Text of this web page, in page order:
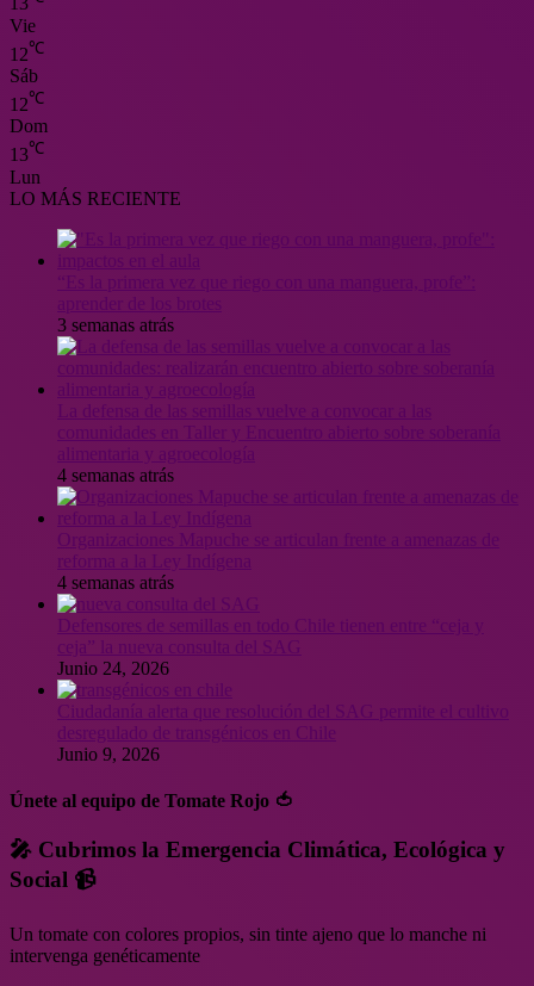
Vie
12℃
Sáb
12℃
Dom
13℃
Lun
LO MÁS RECIENTE
3 semanas atrás
4 semanas atrás
Organizaciones Mapuche se articulan frente a amenazas de
4 semanas atrás
Junio 24, 2026
Ciudadanía alerta que resolución del SAG permite el cultivo
desregulado de transgénicos en Chile
Junio 9, 2026
Únete al equipo de Tomate Rojo 🍅
🎤 Cubrimos la Emergencia Climática, Ecológica y
Social 📹
Un tomate con colores propios, sin tinte ajeno que lo manche ni
intervenga genéticamente